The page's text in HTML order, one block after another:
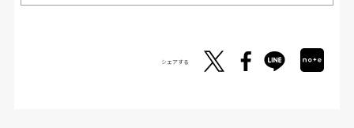
シェアする